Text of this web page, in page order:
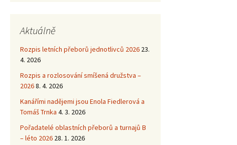
Aktuálně
Rozpis letních přeborů jednotlivců 2026 23.
4. 2026
Rozpis a rozlosování smíšená družstva –
20268. 4. 2026
Kanářími nadějemi jsou Enola Fiedlerová a
Tomáš Trnka 4. 3. 2026
Pořadatelé oblastních přeborů a turnajů B
– léto 2026 28. 1. 2026